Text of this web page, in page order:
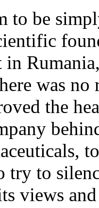
to be
in
was no
the
try to
views